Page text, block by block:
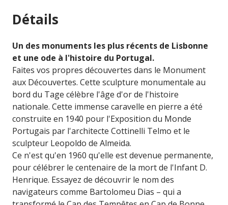
Détails
Un des monuments les plus récents de Lisbonne
et une ode à l'histoire du Portugal.
Faites vos propres découvertes dans le Monument
aux Découvertes. Cette sculpture monumentale au
bord du Tage célèbre l'âge d'or de l'histoire
nationale. Cette immense caravelle en pierre a été
construite en 1940 pour l'Exposition du Monde
Portugais par l'architecte Cottinelli Telmo et le
sculpteur Leopoldo de Almeida.
Ce n'est qu'en 1960 qu'elle est devenue permanente,
pour célébrer le centenaire de la mort de l'Infant D.
Henrique. Essayez de découvrir le nom des
navigateurs comme Bartolomeu Dias – qui a